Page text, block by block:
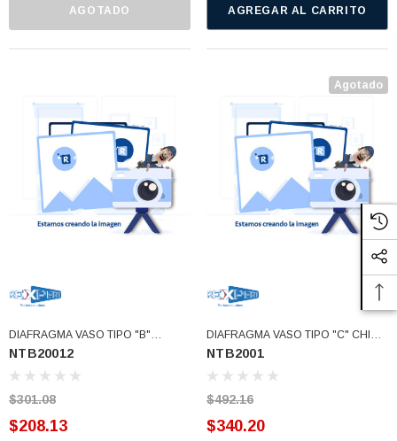
AGOTADO AGREGAR AL CARRITO
DIAFRAGMA VASO TIPO "B"
GRANDE (900W) NUTRIBULLET 2
CUCHILLAS (NTB20012)
NTB20012
$301.08
$208.13
Agotado
DIAFRAGMA VASO TIPO "C" CHICO
MAGIC NUTRIBULLET (NTB2001)
NTB2001
$492.16
$340.20